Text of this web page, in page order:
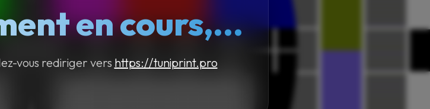
en cours,...
vous rediriger vers https://tuniprint.pro